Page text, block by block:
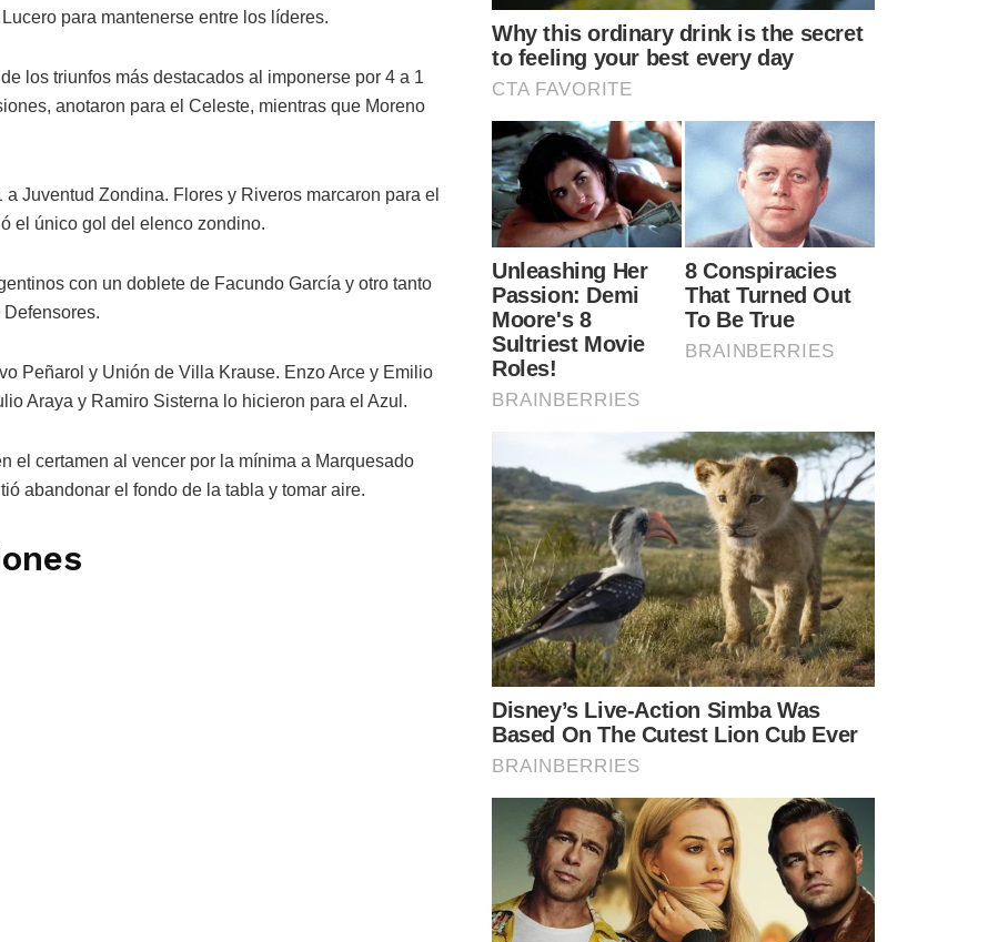
para mantenerse entre los líderes.
los triunfos más destacados al imponerse por 4 a 1
anotaron para el Celeste, mientras que Moreno
Juventud Zondina. Flores y Riveros marcaron para el
el único gol del elenco zondino.
con un doblete de Facundo García y otro tanto
Peñarol y Unión de Villa Krause. Enzo Arce y Emilio
Araya y Ramiro Sisterna lo hicieron para el Azul.
el certamen al vencer por la mínima a Marquesado
abandonar el fondo de la tabla y tomar aire.